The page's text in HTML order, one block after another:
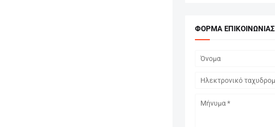
ΦΌΡΜΑ ΕΠΙΚΟΙΝΩΝΊΑΣ